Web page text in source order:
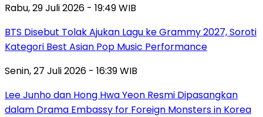
Rabu, 29 Juli 2026 - 19:49 WIB
BTS Disebut Tolak Ajukan Lagu ke Grammy 2027, Soroti
Kategori Best Asian Pop Music Performance
Senin, 27 Juli 2026 - 16:39 WIB
Lee Junho dan Hong Hwa Yeon Resmi Dipasangkan
dalam Drama Embassy for Foreign Monsters in Korea